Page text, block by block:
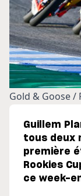
Gold & Goose /
Guillem
tous deux
première
Rookies
ce week-